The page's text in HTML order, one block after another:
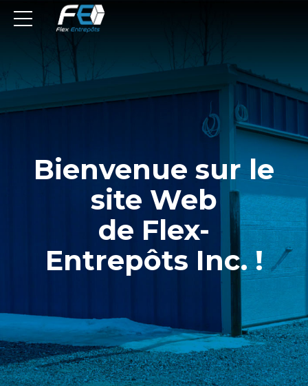
Bienvenue sur le
site Web
de Flex-
Entrepôts Inc. !